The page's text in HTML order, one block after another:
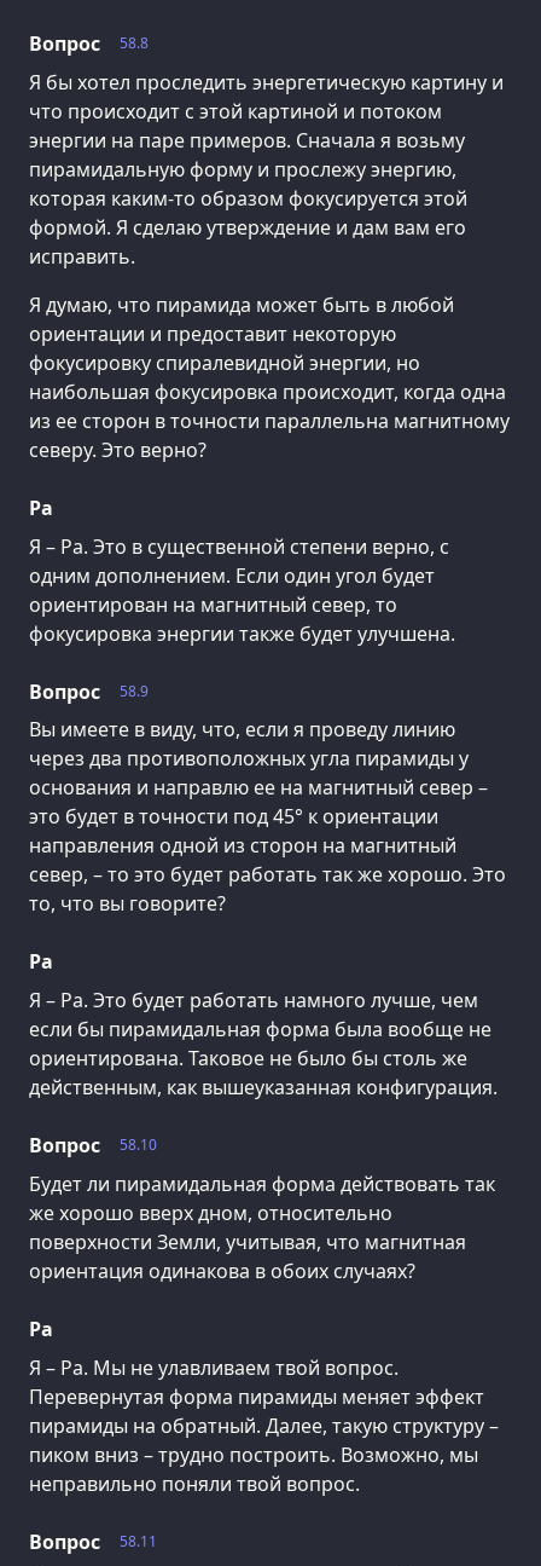
58.8
Вопрос
Я бы хотел проследить энергетическую картину и
что происходит с этой картиной и потоком
энергии на паре примеров. Сначала я возьму
пирамидальную форму и прослежу энергию,
которая каким-то образом фокусируется этой
формой. Я сделаю утверждение и дам вам его
исправить.
Я думаю, что пирамида может быть в любой
ориентации и предоставит некоторую
фокусировку спиралевидной энергии, но
наибольшая фокусировка происходит, когда одна
из ее сторон в точности параллельна магнитному
северу. Это верно?
Ра
Я – Ра. Это в существенной степени верно, с
одним дополнением. Если один угол будет
ориентирован на магнитный север, то
фокусировка энергии также будет улучшена.
58.9
Вопрос
Вы имеете в виду, что, если я проведу линию
через два противоположных угла пирамиды у
основания и направлю ее на магнитный север –
это будет в точности под 45° к ориентации
направления одной из сторон на магнитный
север, – то это будет работать так же хорошо. Это
то, что вы говорите?
Ра
Я – Ра. Это будет работать намного лучше, чем
если бы пирамидальная форма была вообще не
ориентирована. Таковое не было бы столь же
действенным, как вышеуказанная конфигурация.
58.10
Вопрос
Будет ли пирамидальная форма действовать так
же хорошо вверх дном, относительно
поверхности Земли, учитывая, что магнитная
ориентация одинакова в обоих случаях?
Ра
Я – Ра. Мы не улавливаем твой вопрос.
Перевернутая форма пирамиды меняет эффект
пирамиды на обратный. Далее, такую структуру –
пиком вниз – трудно построить. Возможно, мы
неправильно поняли твой вопрос.
58.11
Вопрос